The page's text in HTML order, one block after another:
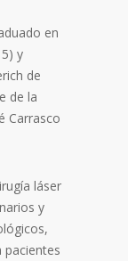
en
y
de
de la
Carrasco
láser
y
pacientes